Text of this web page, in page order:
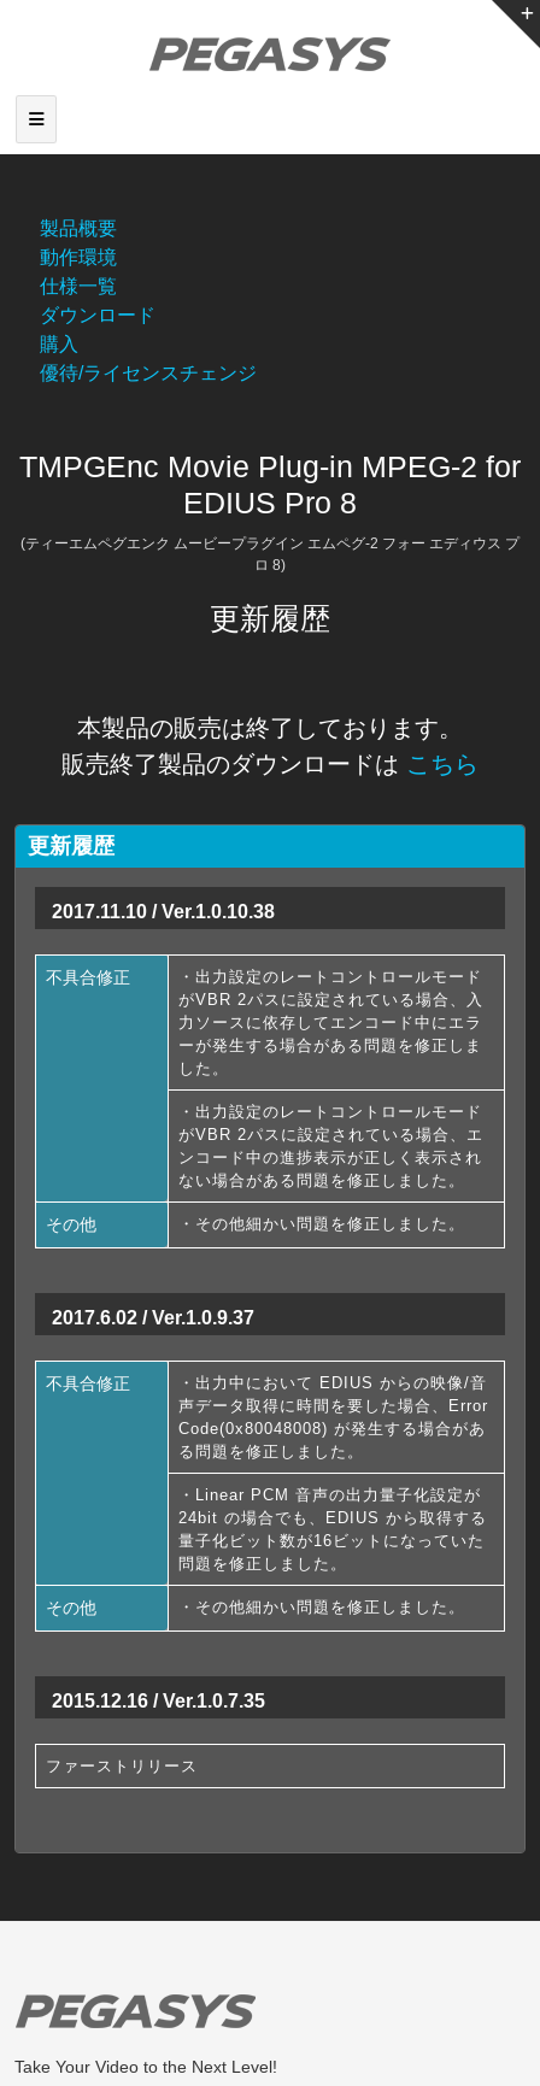
製品概要
動作環境
仕様一覧
ダウンロード
購入
優待/ライセンスチェンジ
TMPGEnc Movie Plug-in MPEG-2 for
EDIUS Pro 8
(ティーエムペグエンク ムービープラグイン エムペグ-2 フォー エディウス プ
ロ 8)
更新履歴
本製品の販売は終了しております。
販売終了製品のダウンロードは こちら
更新履歴
2017.11.10 / Ver.1.0.10.38
不具合修正
・出力設定のレートコントロールモード
がVBR 2パスに設定されている場合、入
力ソースに依存してエンコード中にエラ
ーが発生する場合がある問題を修正しま
した。
・出力設定のレートコントロールモード
がVBR 2パスに設定されている場合、エ
ンコード中の進捗表示が正しく表示され
ない場合がある問題を修正しました。
その他 ・その他細かい問題を修正しました。
2017.6.02 / Ver.1.0.9.37
不具合修正
・出力中において EDIUS からの映像/音
声データ取得に時間を要した場合、Error
Code(0x80048008) が発生する場合があ
る問題を修正しました。
・Linear PCM 音声の出力量子化設定が
24bit の場合でも、EDIUS から取得する
量子化ビット数が16ビットになっていた
問題を修正しました。
その他 ・その他細かい問題を修正しました。
2015.12.16 / Ver.1.0.7.35
ファーストリリース
Take Your Video to the Next Level!